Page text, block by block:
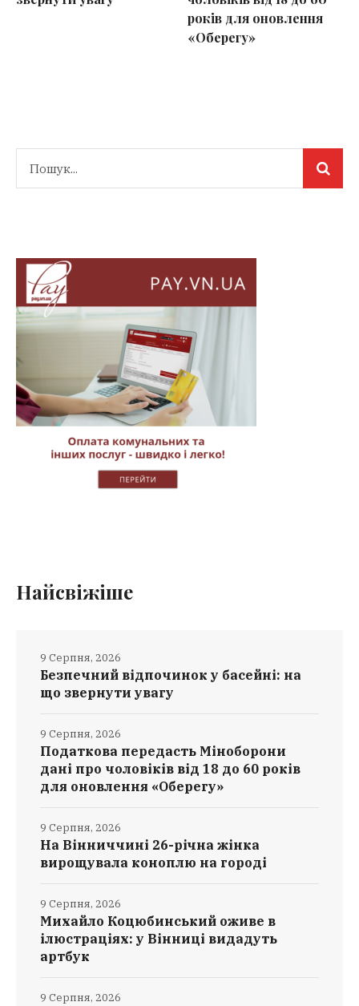
років для оновлення
«Оберегу»
Найсвіжіше
Безпечний відпочинок у басейні: на
що звернути увагу
9 Серпня, 2026
Податкова передасть Міноборони
дані про чоловіків від 18 до 60 років
для оновлення «Оберегу»
9 Серпня, 2026
На Вінниччині 26-річна жінка
вирощувала коноплю на городі
9 Серпня, 2026
Михайло Коцюбинський оживе в
ілюстраціях: у Вінниці видадуть
артбук
9 Серпня, 2026
9 Серпня, 2026